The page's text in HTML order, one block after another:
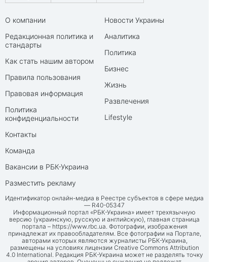
О компании
Редакционная политика и
стандарты
Как стать нашим автором
Правила пользования
Правовая информация
Политика
конфиденциальности
Контакты
Команда
Вакансии в РБК-Украина
Разместить рекламу
Новости Украины
Аналитика
Политика
Бизнес
Жизнь
Развлечения
Lifestyle
Идентификатор онлайн-медиа в Реестре субъектов в сфере медиа
— R40-05347
Информационный портал «РБК-Украина» имеет трехязычную
версию (украинскую, русскую и английскую), главная страница
портала – https://www.rbc.ua. Фотографии, изображения
принадлежат их правообладателям. Все фотографии на Портале,
авторами которых являются журналисты РБК-Украина,
размещены на условиях лицензии Creative Commons Attribution
4.0 International. Редакция РБК-Украина может не разделять точку